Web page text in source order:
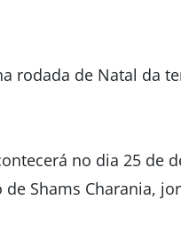
rodada de Natal da
no dia 25 de
de Shams Charania,